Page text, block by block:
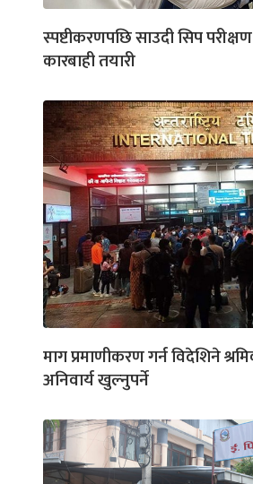
स्पष्टीकरणपछि साउदी सिप
कारबाही तयारी
माग प्रमाणीकरण गर्न विदेशिने
अनिवार्य खुल्नुपर्ने